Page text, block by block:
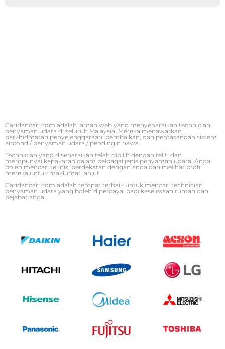
Caridancari.com adalah laman web yang menyenaraikan technician
penyaman udara di seluruh Malaysia. Mereka menawarkan
perkhidmatan penyelenggaraan, pembaikan, dan pemasangan sistem
aircond / penyaman udara / pendingin hawa.
Technician yang disenaraikan telah dipilih dengan teliti dan
mempunyai kepakaran dalam pelbagai jenis penyaman udara. Anda
boleh mencari teknisi berdekatan dengan anda dan melihat profil
mereka untuk maklumat lanjut.
Caridancari.com adalah tempat terbaik untuk mencari technician
penyaman udara yang boleh dipercayai bagi keselesaan rumah dan
pejabat anda.